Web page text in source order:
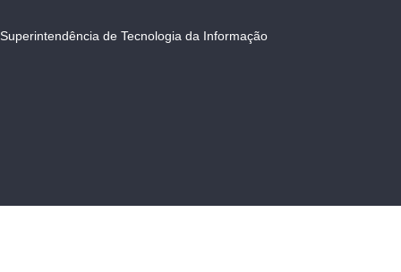
Superintendência de Tecnologia da Informação